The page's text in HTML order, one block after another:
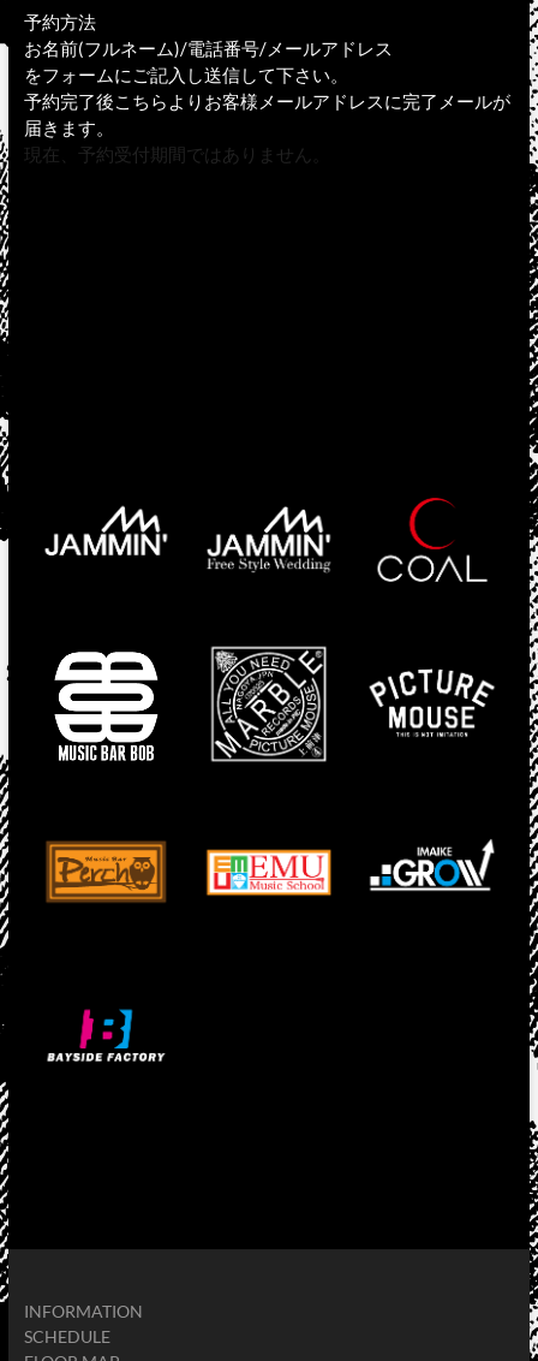
予約方法
お名前(フルネーム)/電話番号/メールアドレス
をフォームにご記入し送信して下さい。
予約完了後こちらよりお客様メールアドレスに完了メールが
届きます。
現在、予約受付期間ではありません。
INFORMATION
SCHEDULE